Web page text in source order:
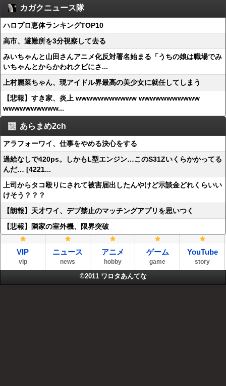
カガクニュース隊
ハロプロ恵体ランキングTOP10
高市、避難所を3分視察して去る
みいちゃんと山田さんアニメ化反対署名始まる「うちの娘は職場でみ
いちゃんとからかわれクビにさ...
上村麗菜ちゃん、現アイドル界最高の美少女に就任してしまう
【悲報】すき家、炎上 wwwwwwwwwww wwwwwwwwwww
wwwwwwwwww...
あらまめ2ch
アラフォーワイ、仕事をやめる決心をする
過給なしで420ps。しかもL型エンジン…このS31Zいくらかかってる
んだ… [4221...
上司からタコ殴りにされて被害届出したんやけど示談金どれくらいい
けそう？？？
【朗報】天才ワイ、デブ禁止のマッチングアプリを思いつく
【悲報】隣家の室外機、限界突破
VIP
vip
ニュース
news
アニメ
hobby
ゲーム
game
YouTube
story
©2011 ワロタあんてな